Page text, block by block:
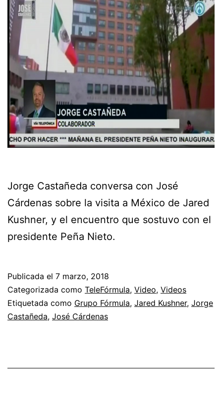
Jorge Castañeda conversa con José
Cárdenas sobre la visita a México de Jared
Kushner, y el encuentro que sostuvo con el
presidente Peña Nieto.
Publicada el 7 marzo, 2018
Categorizada como TeleFórmula, Video, Videos
Etiquetada como Grupo Fórmula, Jared Kushner, Jorge
Castañeda, José Cárdenas